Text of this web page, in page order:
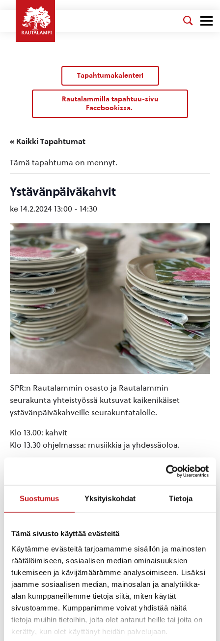
Suostumus Yksityiskohdat Tietoja
Tämä sivusto käyttää evästeitä
Käytämme evästeitä tarjoamamme sisällön ja mainosten
räätälöimiseen, sosiaalisen median ominaisuuksien
tukemiseen ja kävijämäärämme analysoimiseen. Lisäksi
jaamme sosiaalisen median, mainosalan ja analytiikka-
alan kumppaneillemme tietoja siitä, miten käytät
sivustoamme. Kumppanimme voivat yhdistää näitä
tietoja muihin tietoihin, joita olet antanut heille tai joita on
kerätty, kun olet käyttänyt heidän palvelujaan.
Tapahtumakalenteri
Rautalammilla tapahtuu-sivu
Facebookissa.
« Kaikki Tapahtumat
Tämä tapahtuma on mennyt.
Ystävänpäiväkahvit
ke 14.2.2024 13:00 - 14:30
SPR:n Rautalammin osasto ja Rautalammin
seurakunta yhteistyössä kutsuvat kaikenikäiset
ystävänpäiväkahveille seurakuntatalolle.
Klo 13.00: kahvit
Klo 13.30 ohjelmassa: musiikkia ja yhdessäoloa.
Lisää kalenteriin
TIEDOT
Päivämäärä:
ke 14.2.2024
Aika:
13:00 - 14:30
Tapahtumaluokka:
Juhlat
Tapahtuma tagia:
JÄRJESTÄJÄT
Rautalammin ev.lut.
seurakunta
SPR Rautalammin osasto